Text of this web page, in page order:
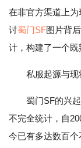
在非官方渠道上
讨蜀门SF图片背
计，构建了一个既
私服起源与现
蜀门SF的兴
不完全统计，自
今已有多达数百